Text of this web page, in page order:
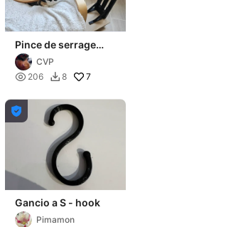
Pince de serrage
pour tambour à
broder
CVP
 206  8 7

Gancio a S - hook
Pimamon